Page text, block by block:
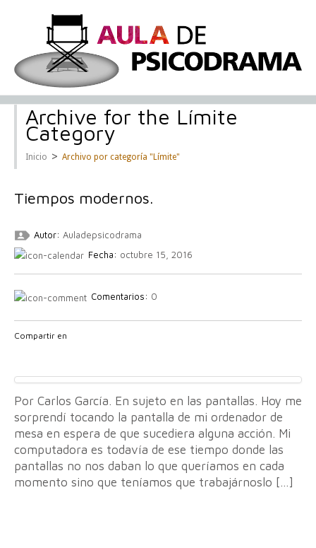
Archive for the Límite
Category
Inicio > Archivo por categoría "Límite"
Tiempos modernos.
Autor: Auladepsicodrama
Fecha: octubre 15, 2016
Comentarios: 0
Compartir en
Por Carlos García. En sujeto en las pantallas. Hoy me
sorprendí tocando la pantalla de mi ordenador de
mesa en espera de que sucediera alguna acción. Mi
computadora es todavía de ese tiempo donde las
pantallas no nos daban lo que queríamos en cada
momento sino que teníamos que trabajárnoslo […]